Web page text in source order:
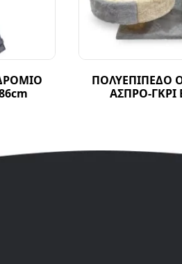
ΠΟΛΥΕΠΙΠΕΔΟ
ΑΣΠΡΟ-ΓΚΡΙ